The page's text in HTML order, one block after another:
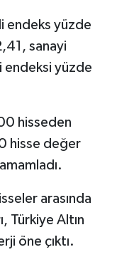
endeks yüzde
sanayi
yüzde
hisseden
hisse değer
arasında
Türkiye Altın
öne çıktı.